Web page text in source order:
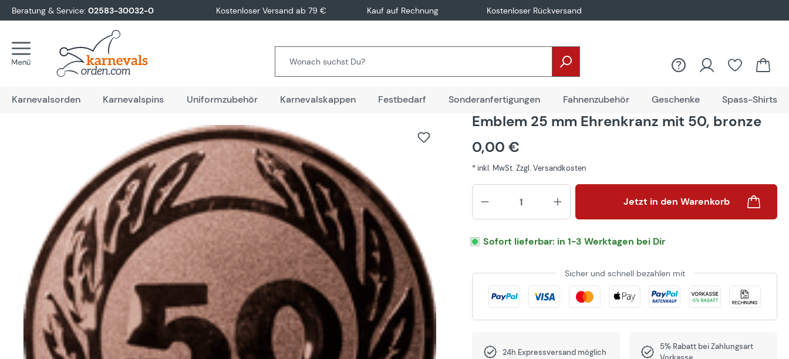
Zur Hauptnavigation springen
Beratung & Service: 02583-30032-0 Kostenloser Versand ab 79 € Kauf auf Rechnung Kostenloser Rückversand
Karnevalsorden Karnevalspins Uniformzubehör Karnevalskappen Festbedarf Sonderanfertigungen Fahnenzubehör Geschenke Spass-Shirts
Emblem 25 mm Ehrenkranz mit 50, bronze
0,00 €
* inkl. MwSt. Zzgl. Versandkosten
Produkt Anzahl: Gib den
Jetzt in den Warenkorb
Sofort lieferbar: in 1-3 Werktagen bei Dir
Sicher und schnell bezahlen mit
24h Expressversand möglich
5% Rabatt bei Zahlungsart